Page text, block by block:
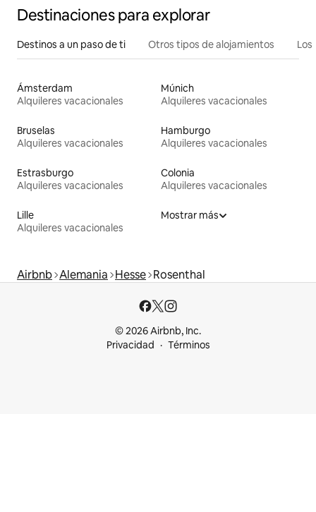
Destinaciones para explorar
Destinos a un paso de ti Otros tipos de alojamientos
Ámsterdam
Alquileres vacacionales
Múnich
Alquileres vacacionales
Bruselas
Alquileres vacacionales
Hamburgo
Alquileres vacacionales
Estrasburgo
Alquileres vacacionales
Colonia
Alquileres vacacionales
Lille
Alquileres vacacionales
Mostrar más
Airbnb Alemania Hesse Rosenthal
© 2026 Airbnb, Inc.
Privacidad
Términos